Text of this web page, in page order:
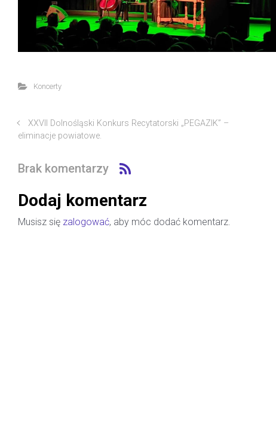
Koncerty
XXVII Dolnośląski Konkurs Recytatorski „PEGAZIK” –
eliminacje powiatowe.
Brak komentarzy
Dodaj komentarz
Musisz się zalogować, aby móc dodać komentarz.